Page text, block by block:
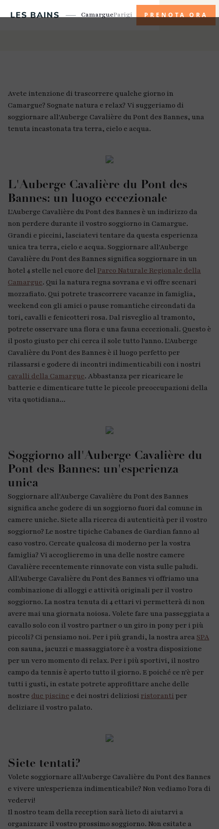
CamargueParigi PRENOTA ORA
Avete intenzione di trascorrere qualche giorno in
Camargue? Sognate natura e relax? Vi suggeriamo di
soggiornare all'Auberge Cavalière du Pont des Bannes, una
tenuta incastonata tra terra, cielo e acqua.
L'Auberge Cavalière du Pont des
Bannes: un luogo eccezionale
L'Auberge Cavalière du Pont des Bannes è un indirizzo da
non perdere durante il vostro soggiorno in Camargue.
Grandi e piccini, lasciatevi tentare da questa esperienza
unica tra terra, cielo e acqua. Soggiornare all'Auberge
Cavalière du Pont des Bannes significa soggiornare in un
hotel 4 stelle nel cuore del Parco Naturale Regionale della
Camargue. Qui la natura regna sovrana e vi offre scenari
mozzafiato. Qui potrete trascorrere vacanze in famiglia,
weekend con gli amici o pause romantiche circondati da
tori, cavalli e fenicotteri rosa. Dal risveglio al tramonto,
potrete osservare una flora e una fauna eccezionali. Questo è
il posto giusto per chi cerca il sole tutto l'anno. L'Auberge
Cavalière du Pont des Bannes è il luogo perfetto per
rilassarsi e godere di incontri indimenticabili con i nostri
cavalli della Camargue. Abbastanza per ricaricare le
batterie e dimenticare tutte le piccole preoccupazioni della
vita quotidiana...
Soggiorno all'Auberge Cavalière du
Pont des Bannes: un'esperienza
unica
Soggiornare all'Auberge Cavalière du Pont des Bannes
significa anche godere di un soggiorno fuori dal comune in
camere uniche. Siete alla ricerca di autenticità per il vostro
soggiorno? Le nostre tipiche Cabanes de Gardian fanno al
caso vostro. Cercate qualcosa di moderno per la vostra
famiglia? Vi accoglieremo in una delle nostre camere
Cavalière recentemente rinnovate con vista sulle paludi.
All'Auberge Cavalière du Pont des Bannes vi offriamo una
combinazione di alloggi e attività originali per il vostro
soggiorno. La nostra tenuta di 4 ettari vi permetterà di non
avere mai una giornata noiosa. Volete fare una passeggiata a
cavallo solo con il vostro partner o un giro in pony per i più
piccoli? Ci pensiamo noi. Per i più grandi, la nostra area SPA
con sauna, jacuzzi e massaggiatore è a vostra disposizione
per un vero momento di relax. Per i più sportivi, il nostro
campo da tennis è aperto tutto il giorno. E poiché ce n'è per
tutti i gusti, in estate potrete approfittare anche delle
nostre due piscine e dei nostri deliziosi ristoranti per
deliziare il vostro palato.
Siete tentati?
Volete soggiornare all'Auberge Cavalière du Pont des Bannes
e vivere un'esperienza indimenticabile? Non vediamo l'ora di
vedervi!
Il nostro team della reception sarà lieto di aiutarvi a
organizzare il vostro prossimo soggiorno. Non esitate a